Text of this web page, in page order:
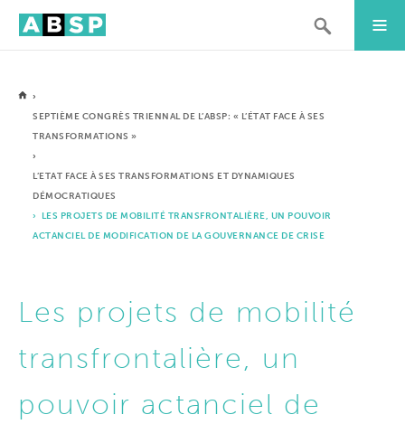
›
SEPTIÈME CONGRÈS TRIENNAL DE L’ABSP: « L’ÉTAT FACE À SES
TRANSFORMATIONS »
›
L’ETAT FACE À SES TRANSFORMATIONS ET DYNAMIQUES
DÉMOCRATIQUES
› LES PROJETS DE MOBILITÉ TRANSFRONTALIÈRE, UN POUVOIR
ACTANCIEL DE MODIFICATION DE LA GOUVERNANCE DE CRISE
Les projets de mobilité
transfrontalière, un
pouvoir actanciel de